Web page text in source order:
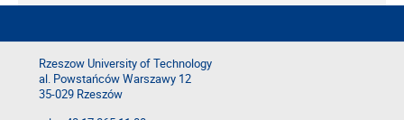
Rzeszow University of Technology
al. Powstańców Warszawy 12
35-029 Rzeszów